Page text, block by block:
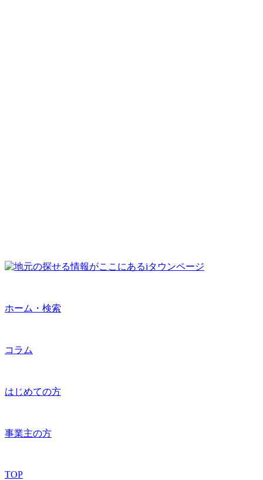
ホーム・検索
コラム
はじめての方
事業主の方
TOP